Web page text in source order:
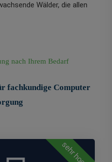
Wälder, die allen
nach Ihrem Bedarf
fachkundige Computer
sehr hoch